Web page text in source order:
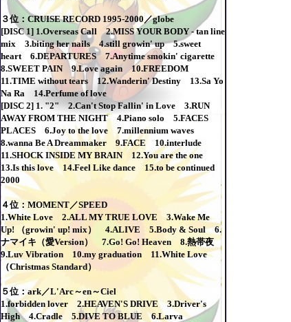
３位：CRUISE RECORD 1995-2000／globe
[DISC 1] 1.Overseas Call 2.MISS YOUR BODY - tan line
mix 3.biting her nails 4.still growin' up 5.sweet
heart 6.DEPARTURES 7.Anytime smokin' cigarette
8.SWEET PAIN 9.Love again 10.FREEDOM
11.TIME without tears 12.Wanderin' Destiny 13.Sa Yo
Na Ra 14.Perfume of love
[DISC 2] 1. "2" 2.Can't Stop Fallin' in Love 3.RUN
AWAY FROM THE NIGHT 4.Piano solo 5.FACES
PLACES 6.Joy to the love 7.millennium waves
8.wanna Be A Dreammaker 9.FACE 10.interlude
11.SHOCK INSIDE MY BRAIN 12.You are the one
13.Is this love 14.Feel Like dance 15.to be continued
2000
４位：MOMENT／SPEED
1.White Love 2.ALL MY TRUE LOVE 3.Wake Me
Up! （growin' up! mix） 4.ALIVE 5.Body & Soul 6.
ナマイキ（愛Version） 7.Go! Go! Heaven 8.熱帯夜
9.Luv Vibration 10.my graduation 11.White Love
（Christmas Standard）
５位：ark／L'Arc～en～Ciel
1.forbidden lover 2.HEAVEN'S DRIVE 3.Driver's
High 4.Cradle 5.DIVE TO BLUE 6.Larva